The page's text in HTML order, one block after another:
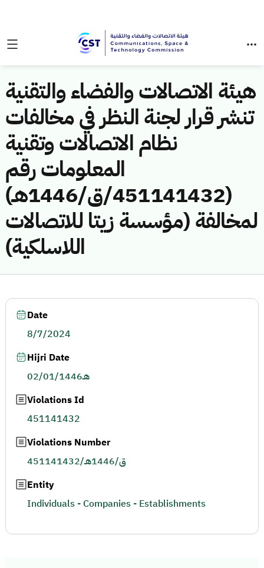
هيئة الاتصالات والفضاء والتقنية
تنشر قرار لجنة النظر في مخالفات
نظام الاتصالات وتقنية
المعلومات رقم
(451141432/ق/1446هـ)
لمخالفة (مؤسسة زيتا للاتصالات
اللاسلكية)
Date
8/7/2024
Hijri Date
02/01/1446هـ
Violations Id
451141432
Violations Number
451141432/ق/1446هـ
Entity
Individuals - Companies - Establishments